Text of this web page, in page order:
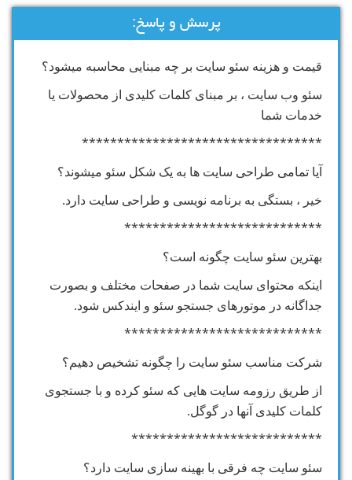
پرسش و پاسخ:
قیمت و هزینه سئو سایت بر چه مبنایی محاسبه میشود؟
سئو وب سایت ، بر مبنای کلمات کلیدی از محصولات یا
خدمات شما
**********************************
آیا تمامی طراحی سایت ها به یک شکل سئو میشوند؟
خیر ، بستگی به برنامه نویسی و طراحی سایت دارد.
****************************
بهترین سئو سایت چگونه است؟
اینکه محتوای سایت شما در صفحات مختلف و بصورت
جداگانه در موتورهای جستجو سئو و ایندکس شود.
****************************
شرکت مناسب سئو سایت را چگونه تشخیص دهیم؟
از طریق رزومه سایت هایی که سئو کرده و با جستجوی
کلمات کلیدی آنها در گوگل.
***************************
سئو سایت چه فرقی با بهینه سازی سایت دارد؟